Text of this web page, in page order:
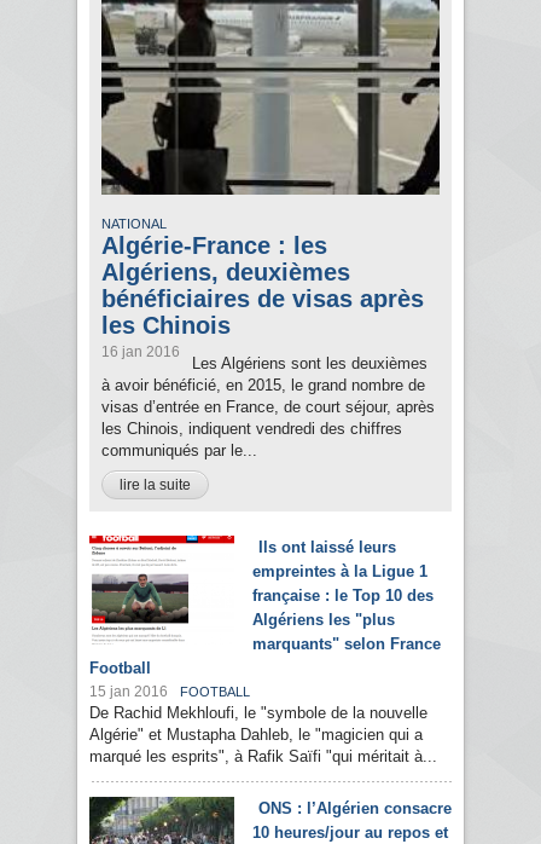
NATIONAL
Algérie-France : les
Algériens, deuxièmes
bénéficiaires de visas après
les Chinois
16 jan 2016
Les Algériens sont les deuxièmes
à avoir bénéficié, en 2015, le grand nombre de
visas d’entrée en France, de court séjour, après
les Chinois, indiquent vendredi des chiffres
communiqués par le...
lire la suite
Ils ont laissé leurs
empreintes à la Ligue 1
française : le Top 10 des
Algériens les "plus
marquants" selon France
Football
15 jan 2016 FOOTBALL
De Rachid Mekhloufi, le "symbole de la nouvelle
Algérie" et Mustapha Dahleb, le "magicien qui a
marqué les esprits", à Rafik Saïfi "qui méritait à...
ONS : l’Algérien consacre
10 heures/jour au repos et